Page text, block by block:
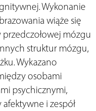
Wykonanie
wiąże się
mózgu
struktur mózgu,
Wykazano
osobami
psychicznymi,
i zespół